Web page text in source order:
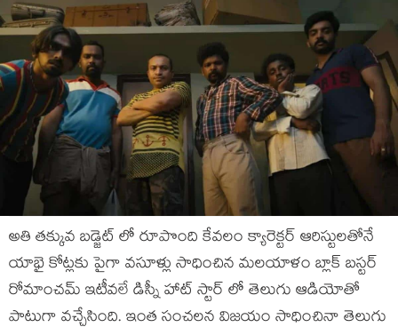
అతి తక్కువ బడ్జెట్ లో రూపొంది కేవలం క్యారెక్టర్ ఆరిస్టులతోనే
యాభై కోట్లకు పైగా వసూళ్లు సాధించిన మలయాళం బ్లాక్ బస్టర్
రోమాంచమ్ ఇటీవలే డిస్నీ హాట్ స్టార్ లో తెలుగు ఆడియోతో
పాటుగా వచ్చేసింది. ఇంత సంచలన విజయం సాధించినా తెలుగు